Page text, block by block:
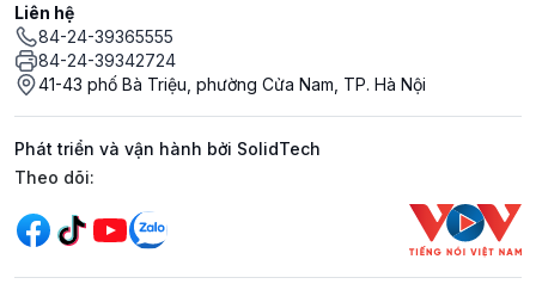
Liên hệ
84-24-39365555
84-24-39342724
41-43 phố Bà Triệu, phường Cửa Nam, TP. Hà Nội
Phát triển và vận hành bởi SolidTech
Mạng xã hội
Theo dõi: